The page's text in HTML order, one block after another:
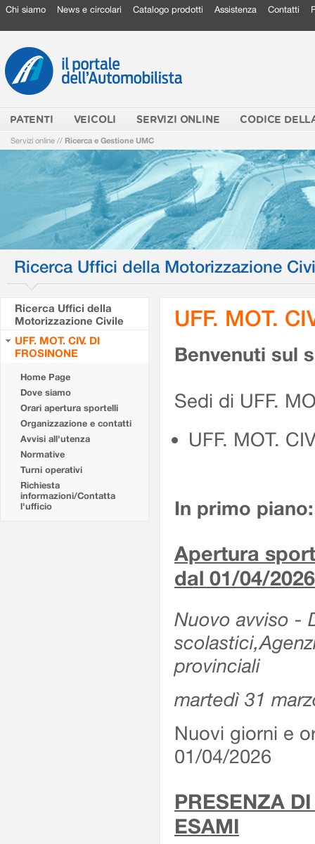
Chi siamo News e circolari Catalogo prodotti Assistenza Contatti
PATENTI VEICOLI SERVIZI ONLINE CODICE
Servizi online // Ricerca e Gestione UMC
Ricerca Uffici della Motorizzazione
Ricerca Uffici della
Motorizzazione Civile
UFF. MOT. CIV. DI
FROSINONE
Home Page
Dove siamo
Orari apertura sportelli
Organizzazione e contatti
Avvisi all'utenza
Normative
Turni operativi
Richiesta
informazioni/Contatta
l'ufficio
UFF. MOT.
Benvenuti sul
Sedi di UFF.
UFF. MOT.
In primo piano:
Apertura
dal 01/04/2026
Nuovo avviso -
provinciali
martedì 31
Nuovi giorni e
01/04/2026
PRESENZA
ESAMI